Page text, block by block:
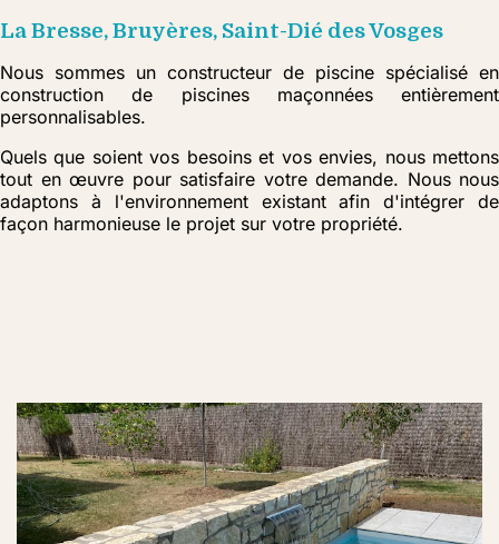
La Bresse, Bruyères, Saint-Dié des Vosges
Nous sommes un constructeur de piscine spécialisé en
construction de piscines maçonnées entièrement
personnalisables.
Quels que soient vos besoins et vos envies, nous mettons
tout en œuvre pour satisfaire votre demande. Nous nous
adaptons à l'environnement existant afin d'intégrer de
façon harmonieuse le projet sur votre propriété.